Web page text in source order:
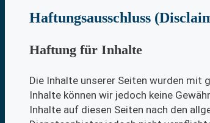
Haftungsausschluss
Haftung für Inhalte
Die Inhalte unserer Seiten wurden
Inhalte können wir jedoch keine
Inhalte auf diesen Seiten nach den